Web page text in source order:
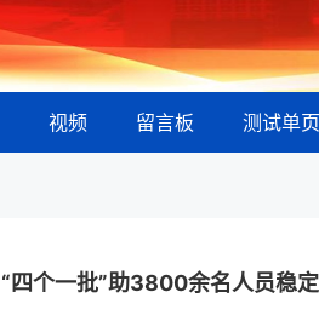
视频 留言板 测试单页
“四个一批”助3800余名人员稳